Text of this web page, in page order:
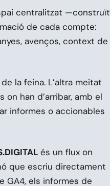
centralitzat —construït
de cada compte:
avenços, context de
la feina. L’altra meitat
han d’arribar, amb el
informes o accionables
és un flux on
que escriu directament
GA4, els informes de